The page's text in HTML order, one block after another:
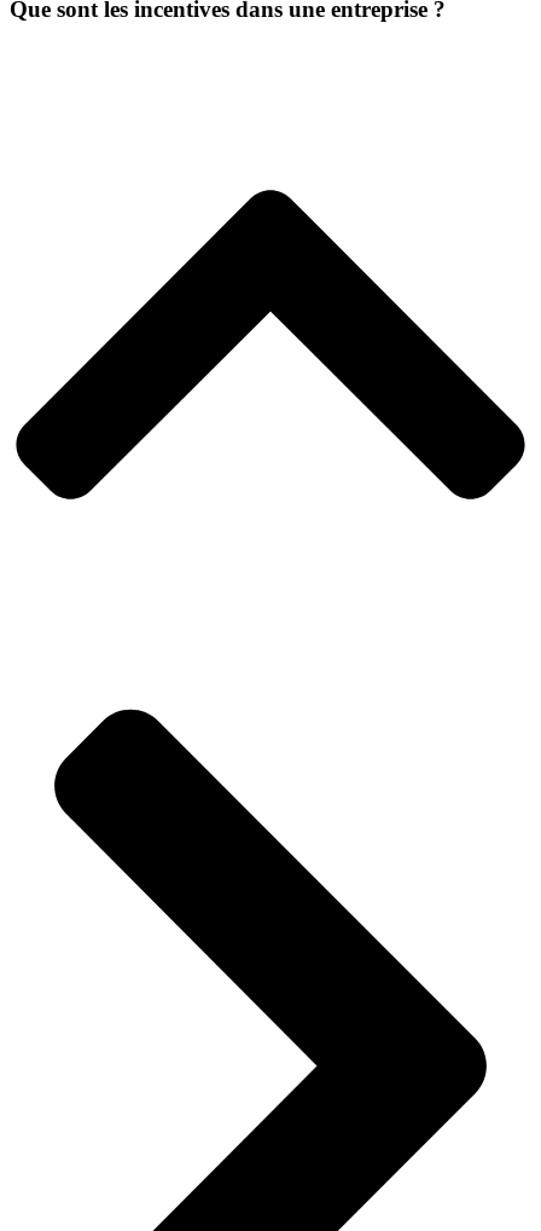
Que sont les incentives dans une entreprise ?